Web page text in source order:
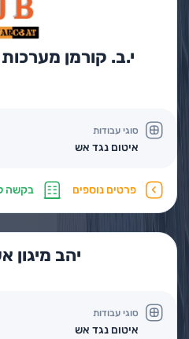
י.ב. קורמן
סוגי עבודות
איטום נגד אש
פרטים נוספים בקשה
יהב
סוגי עבודות
איטום נגד אש